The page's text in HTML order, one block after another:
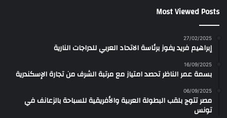
Most Viewed Posts
27/02/2025
إبراهيم فريد يفوز برئاسة الاتحاد العربي للدراجات النارية
16/09/2025
بسمة عمر الناظر تحصد امتياز مع مرتبة الشرف من تجارة الإسكندرية
06/09/2025
مصر تتوج بلقب البطولة العربية والأفريقية للسباحة بالزعانف في
تونس